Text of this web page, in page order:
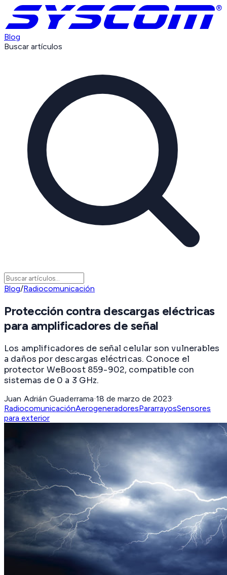
Blog
Buscar artículos
Blog/Radiocomunicación
Protección contra descargas eléctricas
para amplificadores de señal
Los amplificadores de señal celular son vulnerables
a daños por descargas eléctricas. Conoce el
protector WeBoost 859-902, compatible con
sistemas de 0 a 3 GHz.
Juan Adrián Guaderrama·18 de marzo de 2023·
RadiocomunicaciónAerogeneradoresPararrayosSensores
para exterior